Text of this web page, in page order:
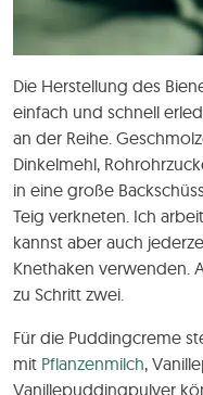
Die Herstellung des
einfach und schnell
an der Reihe.
Dinkelmehl,
in eine große
Teig verkneten. Ich
kannst aber auch
Knethaken verwenden.
zu Schritt zwei.
Für die Puddingcreme
mit Pflanzenmilch,
Vanillepuddingpulver